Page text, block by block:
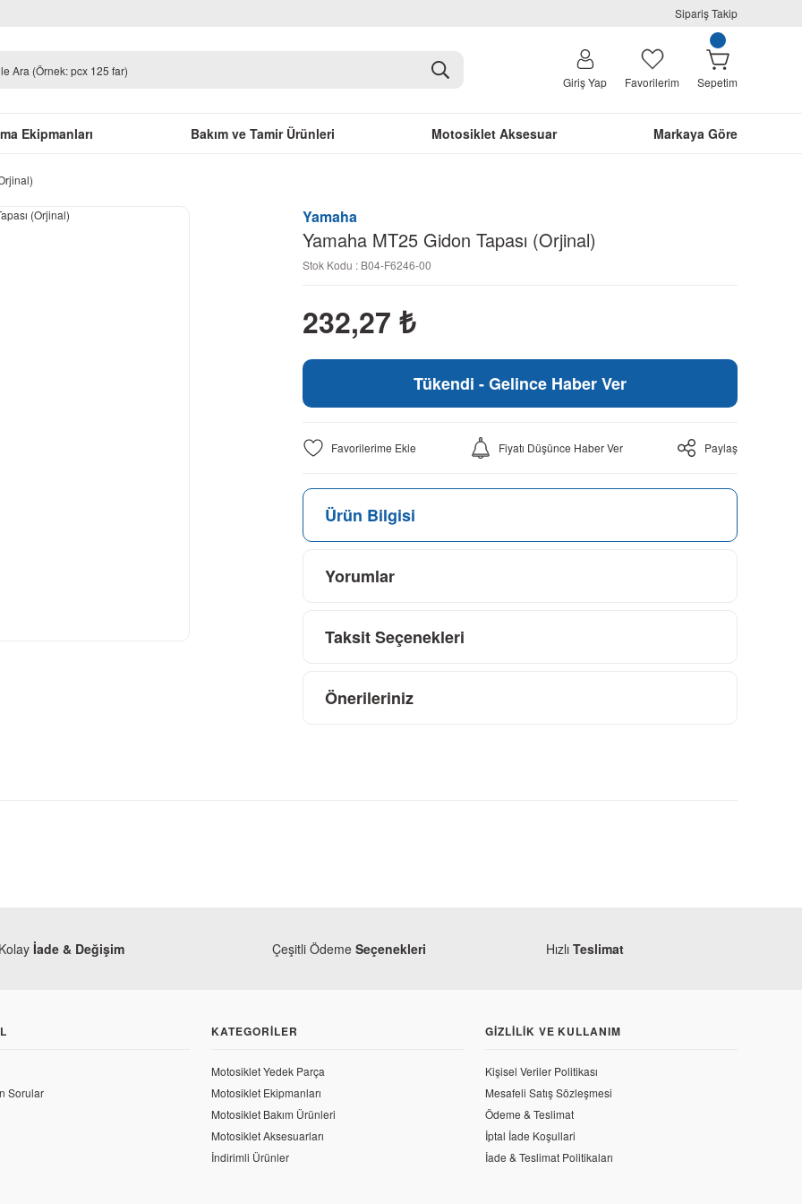
Sipariş Takip
Giriş Yap Favorilerim Sepetim
Ekipmanları Bakım ve Tamir Ürünleri Motosiklet Aksesuar Markaya Göre
Yamaha
Yamaha MT25 Gidon Tapası (Orjinal)
Stok Kodu : B04-F6246-00
232,27 ₺
Tükendi - Gelince Haber Ver
Fiyatı Düşünce Haber Ver Paylaş
Ürün Bilgisi
Yorumlar
Taksit Seçenekleri
Önerileriniz
Yzf R25 Orjinal Emme Subabı
Yamaha
Yamaha Yzf R25 Sol Gidon (2014-2018)
Kolay İade & Değişim Çeşitli Ödeme Seçenekleri Hızlı Teslimat
Sorular
KATEGORILER
Motosiklet Yedek Parça
Motosiklet Ekipmanları
Motosiklet Bakım Ürünleri
Motosiklet Aksesuarları
İndirimli Ürünler
GIZLILIK VE KULLANIM
Kişisel Veriler Politikası
Mesafeli Satış Sözleşmesi
Ödeme & Teslimat
İptal İade Koşullari
İade & Teslimat Politikaları